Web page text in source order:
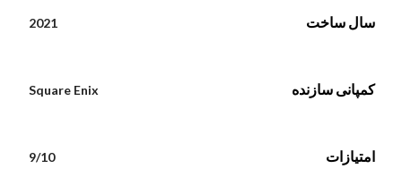
سال ساخت 2021
کمپانی سازنده Square Enix
امتیازات 9/10